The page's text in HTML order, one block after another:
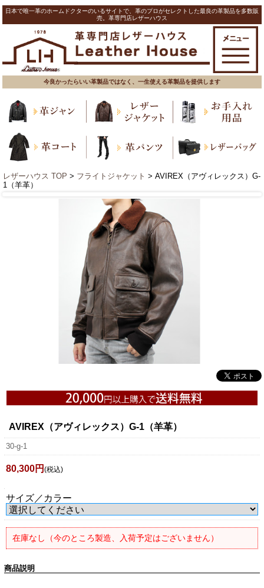
日本で唯一革のホームドクターのいるサイトで、革のプロがセレクトした最良の革製品を多数販
売。革専門店レザーハウス
今良かったらいい革製品ではなく、一生使える革製品を提供します
レザーハウス TOP > フライトジャケット > AVIREX（アヴィレックス）G-
1（羊革）
AVIREX（アヴィレックス）G-1（羊革）
30-g-1
80,300円 (税込)
サイズ／カラー
在庫なし（今のところ製造、入荷予定はございません）
商品説明